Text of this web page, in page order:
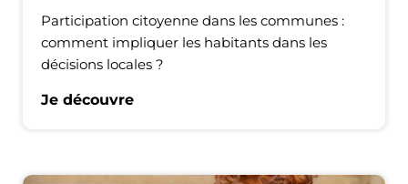
Participation citoyenne dans les communes :
comment impliquer les habitants dans les
décisions locales ?
Je découvre